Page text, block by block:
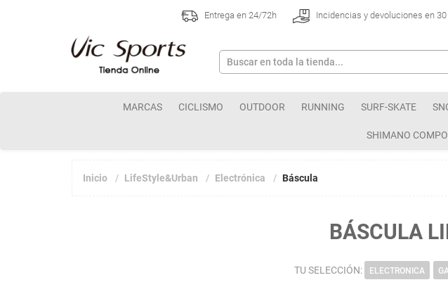
Entrega en 24/72h Incidencias y devoluciones en
MARCAS CICLISMO OUTDOOR RUNNING SURF-SKATE
SHIMANO
Inicio LifeStyle&Urban Electrónica Báscula
BÁSCULA
TU SELECCIÓN: ELECTRONICA